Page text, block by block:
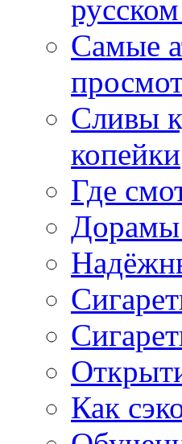
Самые
Сливы
копейки
Где
Дорамы
Как